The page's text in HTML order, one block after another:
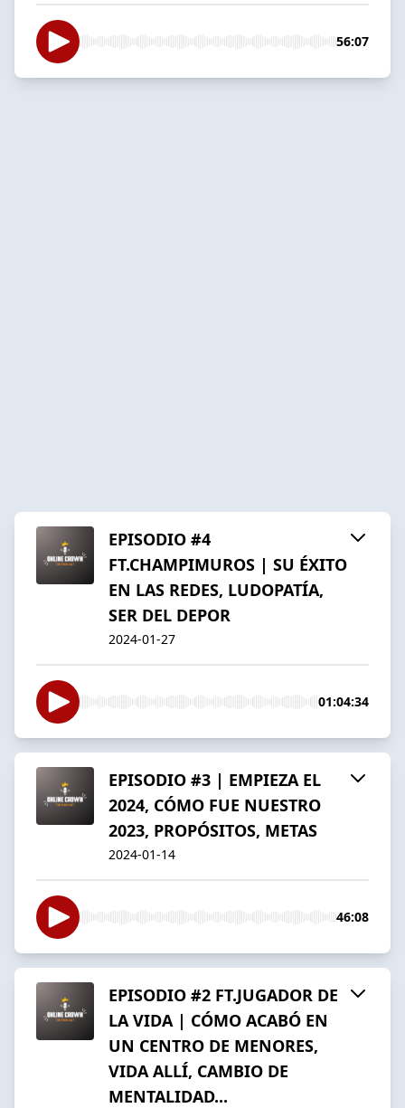
56:07
EPISODIO #4
FT.CHAMPIMUROS | SU ÉXITO
EN LAS REDES, LUDOPATÍA,
SER DEL DEPOR
2024-01-27
01:04:34
EPISODIO #3 | EMPIEZA EL
2024, CÓMO FUE NUESTRO
2023, PROPÓSITOS, METAS
2024-01-14
46:08
EPISODIO #2 FT.JUGADOR DE
LA VIDA | CÓMO ACABÓ EN
UN CENTRO DE MENORES,
VIDA ALLÍ, CAMBIO DE
MENTALIDAD...